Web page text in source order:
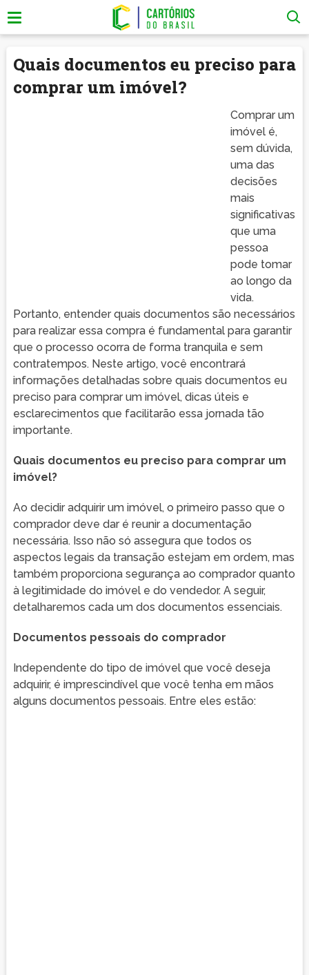
Quais documentos eu preciso para
comprar um imóvel?
Comprar um
imóvel é,
sem dúvida,
uma das
decisões
mais
significativas
que uma
pessoa
pode tomar
ao longo da
vida.
Portanto, entender quais documentos são necessários
para realizar essa compra é fundamental para garantir
que o processo ocorra de forma tranquila e sem
contratempos. Neste artigo, você encontrará
informações detalhadas sobre quais documentos eu
preciso para comprar um imóvel, dicas úteis e
esclarecimentos que facilitarão essa jornada tão
importante.
Quais documentos eu preciso para comprar um
imóvel?
Ao decidir adquirir um imóvel, o primeiro passo que o
comprador deve dar é reunir a documentação
necessária. Isso não só assegura que todos os
aspectos legais da transação estejam em ordem, mas
também proporciona segurança ao comprador quanto
à legitimidade do imóvel e do vendedor. A seguir,
detalharemos cada um dos documentos essenciais.
Documentos pessoais do comprador
Independente do tipo de imóvel que você deseja
adquirir, é imprescindível que você tenha em mãos
alguns documentos pessoais. Entre eles estão: